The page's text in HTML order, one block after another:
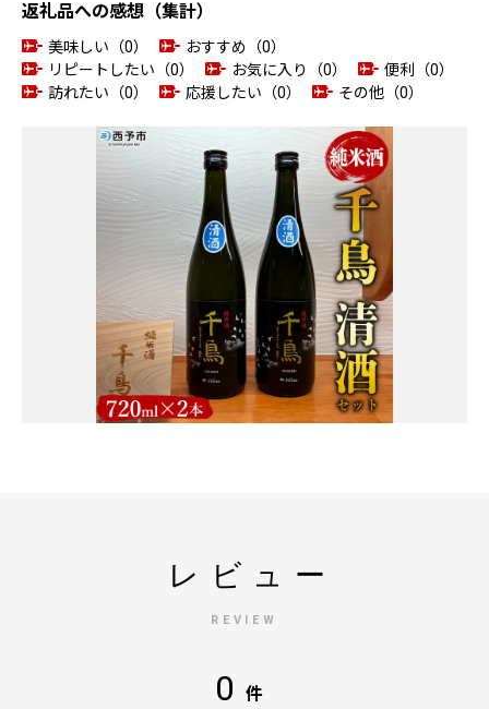
返礼品への感想（集計）
美味しい（0）
おすすめ（0）
リピートしたい（0）
お気に入り（0）
便利（0）
訪れたい（0）
応援したい（0） その他（0）
レビュー
REVIEW
0 件